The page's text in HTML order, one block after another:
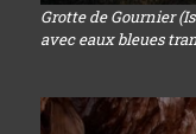
Grotte de Gournier
avec eaux bleues